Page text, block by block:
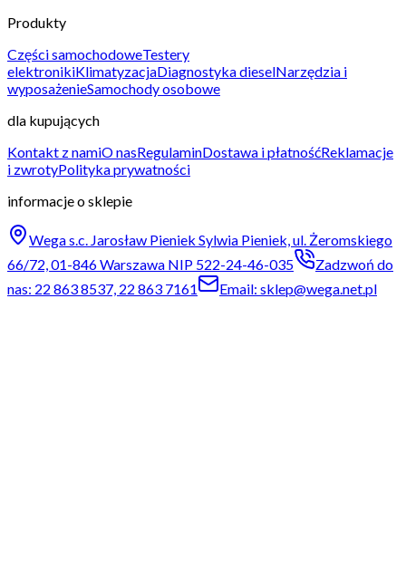
Produkty
Części samochodoweTestery
elektronikiKlimatyzacjaDiagnostyka dieselNarzędzia i
wyposażenieSamochody osobowe
dla kupujących
Kontakt z namiO nasRegulaminDostawa i płatnośćReklamacje
i zwrotyPolityka prywatności
informacje o sklepie
Wega s.c. Jarosław Pieniek Sylwia Pieniek, ul. Żeromskiego
66/72, 01-846 Warszawa NIP 522-24-46-035
Zadzwoń do
nas: 22 863 8537, 22 863 7161
Email: sklep@wega.net.pl